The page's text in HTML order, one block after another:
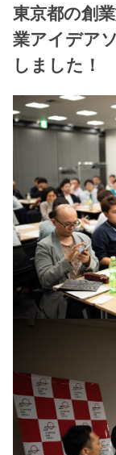
東京都の創
業アイデア
しました！